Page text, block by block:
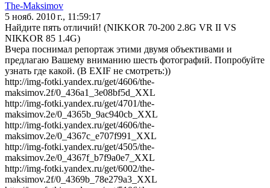
The-Maksimov
5 нояб. 2010 г., 11:59:17
Найдите пять отличий! (NIKKOR 70-200 2.8G VR II VS
NIKKOR 85 1.4G)
Вчера поснимал репортаж этими двумя объективами и
предлагаю Вашему вниманию шесть фотографий. Попробуйте
узнать где какой. (В EXIF не смотреть:))
http://img-fotki.yandex.ru/get/4606/the-
maksimov.2f/0_436a1_3e08bf5d_XXL
http://img-fotki.yandex.ru/get/4701/the-
maksimov.2e/0_4365b_9ac940cb_XXL
http://img-fotki.yandex.ru/get/4606/the-
maksimov.2e/0_4367c_e707f991_XXL
http://img-fotki.yandex.ru/get/4505/the-
maksimov.2e/0_4367f_b7f9a0e7_XXL
http://img-fotki.yandex.ru/get/6002/the-
maksimov.2f/0_4369b_78e279a3_XXL